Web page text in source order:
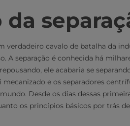
verdadeiro cavalo de batalha da
separação é conhecida há
ele acabaria se
e os separadores
Desde os dias dessas
os princípios básicos por trás